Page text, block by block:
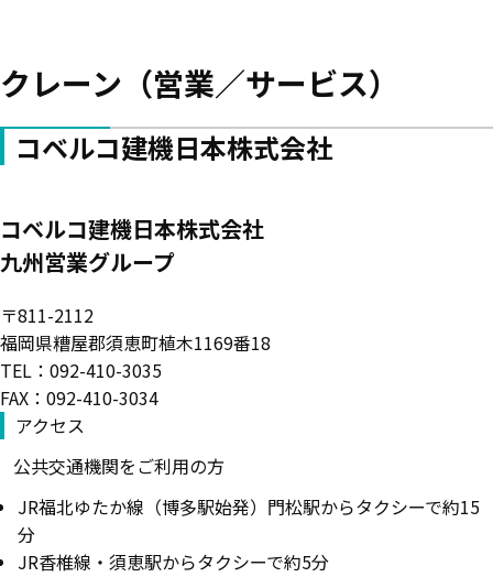
クレーン（営業／サービス）
コベルコ建機日本株式会社
コベルコ建機日本株式会社
九州営業グループ
〒811-2112
福岡県糟屋郡須恵町植木1169番18
TEL：092-410-3035
FAX：092-410-3034
アクセス
公共交通機関をご利用の方
JR福北ゆたか線（博多駅始発）門松駅からタクシーで約15
分
JR香椎線・須恵駅からタクシーで約5分